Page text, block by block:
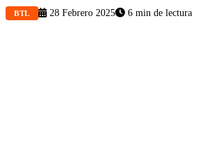
BTL 28 Febrero 2025 6 min de lectura